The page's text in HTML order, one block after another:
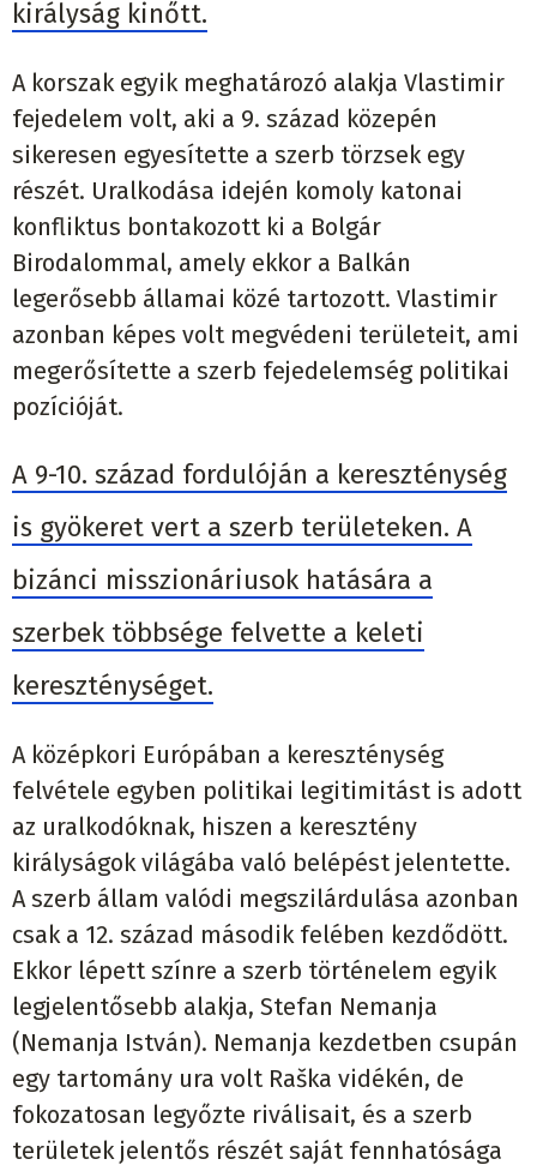
királyság kinőtt.
A korszak egyik meghatározó alakja Vlastimir
fejedelem volt, aki a 9. század közepén
sikeresen egyesítette a szerb törzsek egy
részét. Uralkodása idején komoly katonai
konfliktus bontakozott ki a Bolgár
Birodalommal, amely ekkor a Balkán
legerősebb államai közé tartozott. Vlastimir
azonban képes volt megvédeni területeit, ami
megerősítette a szerb fejedelemség politikai
pozícióját.
A 9-10. század fordulóján a kereszténység
is gyökeret vert a szerb területeken. A
bizánci misszionáriusok hatására a
szerbek többsége felvette a keleti
kereszténységet.
A középkori Európában a kereszténység
felvétele egyben politikai legitimitást is adott
az uralkodóknak, hiszen a keresztény
királyságok világába való belépést jelentette.
A szerb állam valódi megszilárdulása azonban
csak a 12. század második felében kezdődött.
Ekkor lépett színre a szerb történelem egyik
legjelentősebb alakja, Stefan Nemanja
(Nemanja István). Nemanja kezdetben csupán
egy tartomány ura volt Raška vidékén, de
fokozatosan legyőzte riválisait, és a szerb
területek jelentős részét saját fennhatósága